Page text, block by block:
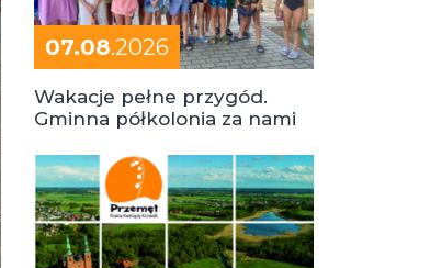
07.08.2026
Wakacje pełne przygód.
Gminna półkolonia za nami